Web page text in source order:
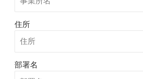
住所
部署名